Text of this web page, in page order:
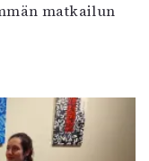
matkailun